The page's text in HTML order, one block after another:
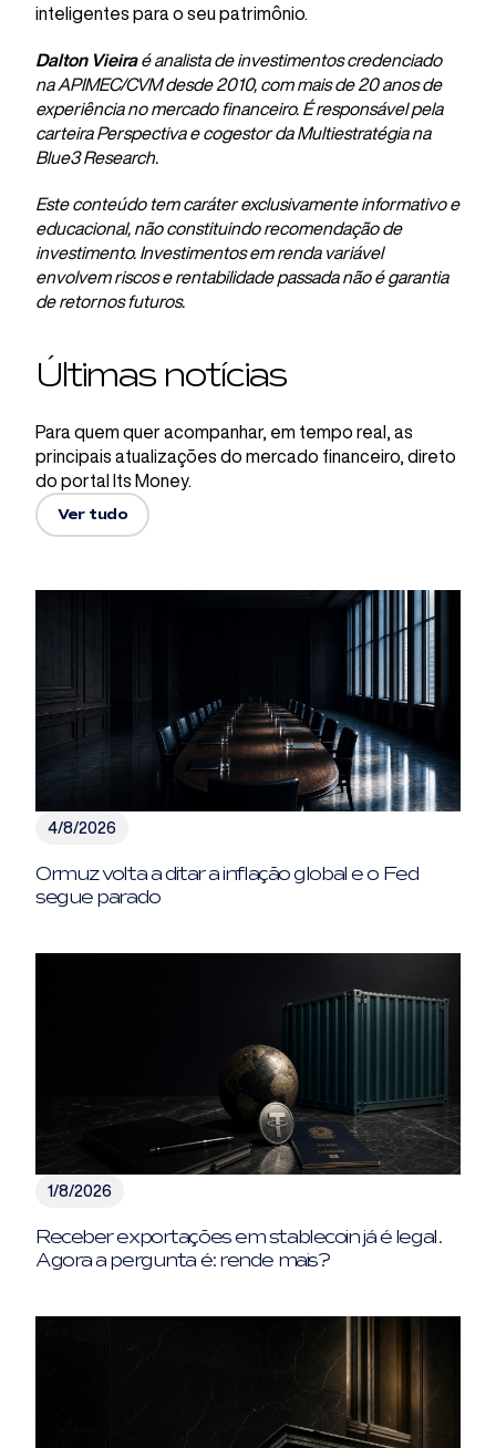
inteligentes para o seu patrimônio.
Dalton Vieiraé analista de investimentos credenciado
na APIMEC/CVM desde 2010, com mais de 20 anos de
experiência no mercado financeiro. É responsável pela
carteira Perspectiva e cogestor da Multiestratégia na
Blue3 Research.
Este conteúdo tem caráter exclusivamente informativo e
educacional, não constituindo recomendação de
investimento. Investimentos em renda variável
envolvem riscos e rentabilidade passada não é garantia
de retornos futuros.
Últimas notícias
Para quem quer acompanhar, em tempo real, as
principais atualizações do mercado financeiro, direto
do portal Its Money.
Ver tudo
4/8/2026
Ormuz volta a ditar a inflação global e o Fed
segue parado
1/8/2026
Receber exportações em stablecoin já é legal.
Agora a pergunta é: rende mais?